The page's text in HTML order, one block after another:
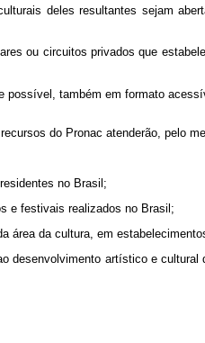
deles resultantes sejam
ou circuitos privados que
também em formato
do Pronac atenderão, pelo
no Brasil;
e festivais realizados no Brasil;
área da cultura, em
desenvolvimento artístico e